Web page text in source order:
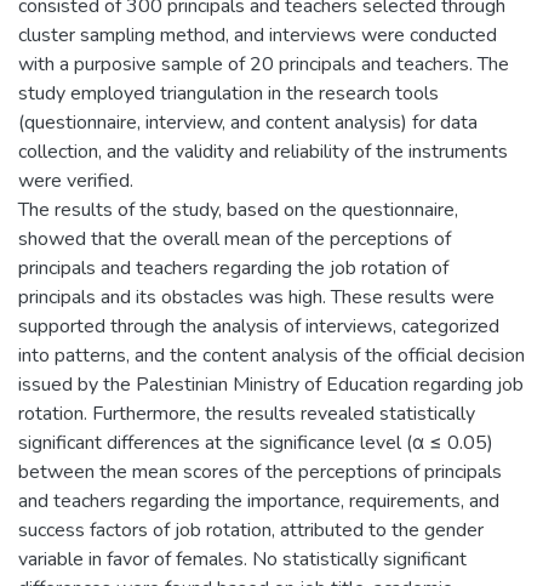
consisted of 300 principals and teachers selected through
cluster sampling method, and interviews were conducted
with a purposive sample of 20 principals and teachers. The
study employed triangulation in the research tools
(questionnaire, interview, and content analysis) for data
collection, and the validity and reliability of the instruments
were verified.
The results of the study, based on the questionnaire,
showed that the overall mean of the perceptions of
principals and teachers regarding the job rotation of
principals and its obstacles was high. These results were
supported through the analysis of interviews, categorized
into patterns, and the content analysis of the official decision
issued by the Palestinian Ministry of Education regarding job
rotation. Furthermore, the results revealed statistically
significant differences at the significance level (α ≤ 0.05)
between the mean scores of the perceptions of principals
and teachers regarding the importance, requirements, and
success factors of job rotation, attributed to the gender
variable in favor of females. No statistically significant